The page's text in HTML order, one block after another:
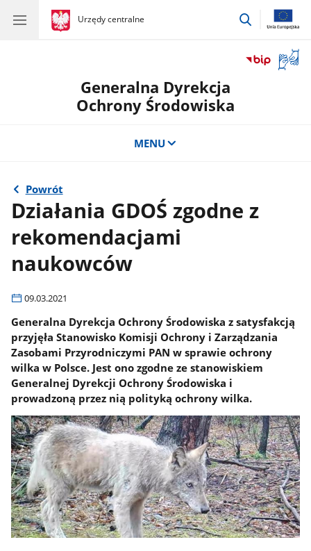
gov.pl
Urzędy centralne
gov.pl
Urzędy
przejdź
okno
Generalna Dyrekcja
Ochrony Środowiska
MENU
Powrót
Działania GDOŚ zgodne z
rekomendacjami
naukowców
09.03.2021
Generalna Dyrekcja Ochrony Środowiska z satysfakcją
przyjęła Stanowisko Komisji Ochrony i Zarządzania
Zasobami Przyrodniczymi PAN w sprawie ochrony
wilka w Polsce. Jest ono zgodne ze stanowiskiem
Generalnej Dyrekcji Ochrony Środowiska i
prowadzoną przez nią polityką ochrony wilka.